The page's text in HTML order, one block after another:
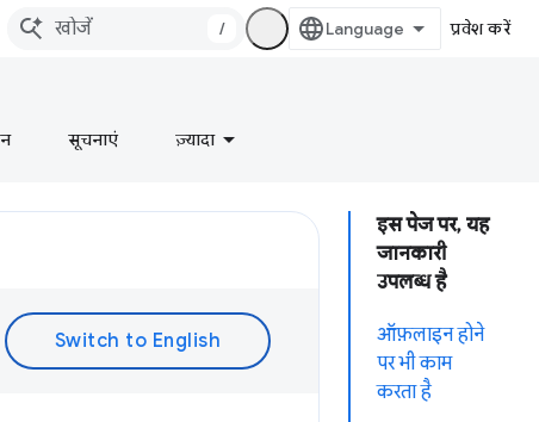
/ प्रवेश करें
सूचनाएं ज़्यादा
इस पेज पर, यह
जानकारी
उपलब्ध है
ऑफ़लाइन होने
पर भी काम
करता है